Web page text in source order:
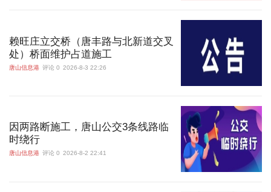
赖旺庄立交桥（唐丰路与北新道交叉
处）桥面维护占道施工
唐山信息港 评论 0 2026-8-3 22:26
因两路断施工，唐山公交3条线路临
时绕行
唐山信息港 评论 0 2026-8-2 22:41